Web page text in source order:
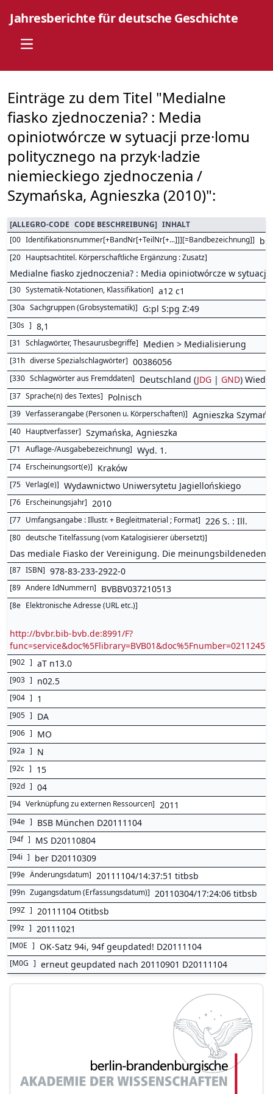
Jahresberichte für deutsche Geschichte
Open main menu
Einträge zu dem Titel "Medialne
fiasko zjednoczenia? : Media
opiniotwórcze w sytuacji prze·lomu
politycznego na przyk·ladzie
niemieckiego zjednoczenia /
Szymańska, Agnieszka (2010)":
[ALLEGRO-CODE CODE BESCHREIBUNG] INHALT
[00 Identifikationsnummer[+BandNr[+TeilNr[+...]]][=Bandbezeichnung]]
[20 Hauptsachtitel. Körperschaftliche Ergänzung : Zusatz]
Medialne fiasko zjednoczenia? : Media opiniotwórcze w
[30 Systematik-Notationen, Klassifikation] a12 c1
[30a Sachgruppen (Grobsystematik)] G:pl S:pg Z:49
[30s ] 8,1
[31 Schlagwörter, Thesaurusbegriffe] Medien > Medialisierung
[31h diverse Spezialschlagwörter] 00386056
[330 Schlagwörter aus Fremddaten] Deutschland (JDG | GND)
[37 Sprache(n) des Textes] Polnisch
[39 Verfasserangabe (Personen u. Körperschaften)] Agnieszka
[40 Hauptverfasser] Szymańska, Agnieszka
[71 Auflage-/Ausgabebezeichnung] Wyd. 1.
[74 Erscheinungsort(e)] Kraków
[75 Verlag(e)] Wydawnictwo Uniwersytetu Jagiellońskiego
[76 Erscheinungsjahr] 2010
[77 Umfangsangabe : Illustr. + Begleitmaterial ; Format] 226 S. : Ill.
[80 deutsche Titelfassung (vom Katalogisierer übersetzt)]
Das mediale Fiasko der Vereinigung. Die
[87 ISBN] 978-83-233-2922-0
[89 Andere IdNummern] BVBBV037210513
[8e Elektronische Adresse (URL etc.)]
http://bvbr.bib-bvb.de:8991/F?
[902 ] aT n13.0
[903 ] n02.5
[904 ] 1
[905 ] DA
[906 ] MO
[92a ] N
[92c ] 15
[92d ] 04
[94 Verknüpfung zu externen Ressourcen] 2011
[94e ] BSB München D20111104
[94f ] MS D20110804
[94i ] ber D20110309
[99e Änderungsdatum] 20111104/14:37:51 titbsb
[99n Zugangsdatum (Erfassungsdatum)] 20110304/17:24:06 titbsb
[99Z ] 20111104 Otitbsb
[99z ] 20111021
[M0E ] OK-Satz 94i, 94f geupdated! D20111104
[M0G ] erneut geupdated nach 20110901 D20111104